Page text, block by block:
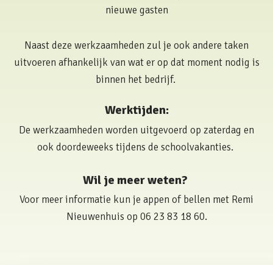
nieuwe gasten
Naast deze werkzaamheden zul je ook andere taken
uitvoeren afhankelijk van wat er op dat moment nodig is
binnen het bedrijf.
Werktijden:
De werkzaamheden worden uitgevoerd op zaterdag en
ook doordeweeks tijdens de schoolvakanties.
Wil je meer weten?
Voor meer informatie kun je appen of bellen met Remi
Nieuwenhuis op 06 23 83 18 60.